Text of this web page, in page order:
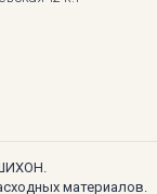
материалов.